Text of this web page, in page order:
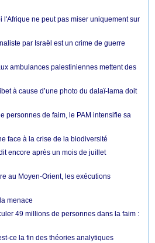
l'Afrique ne peut pas miser uniquement sur
par Israël est un crime de guerre
ambulances palestiniennes mettent des
à cause d’une photo du dalaï-lama doit
personnes de faim, le PAM intensifie sa
face à la crise de la biodiversité
encore après un mois de juillet
au Moyen-Orient, les exécutions
menace
49 millions de personnes dans la faim :
ce la fin des théories analytiques